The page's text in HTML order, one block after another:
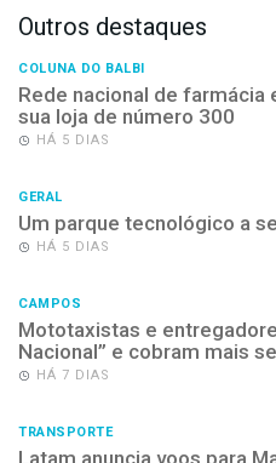
Outros destaques
COLUNA DO BALBI
Rede nacional de farmácia
sua loja de número 300
HÁ 5 DIAS
GERAL
Um parque tecnológico a
HÁ 5 DIAS
CAMPOS
Mototaxistas e
Nacional” e cobram mais
HÁ 7 DIAS
TRANSPORTE
Latam anuncia voos para